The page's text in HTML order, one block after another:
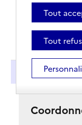
Présentation
Tout
Tout